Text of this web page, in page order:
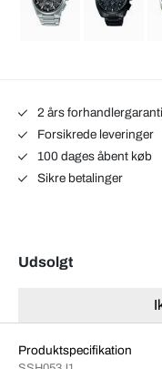
2 års forhandlergaranti
Forsikrede leveringer
100 dages åbent køb
Sikre betalinger
Udsolgt
Produktspecifikation